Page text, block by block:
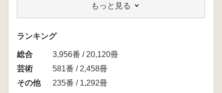
献,为汉藏文化融合、汉藏民族关系进一步发展
作出贡献。
本書は、300点に及ぶ高精細画像を用いて瞿
曇寺回廊壁画の細部から全体像までを鮮明に提
示し、あわせて研究的な解説によってその歴史
もっと見る
ランキング
総合
3,956番 / 20,120冊
芸術
581番 / 2,458冊
その他
235番 / 1,292冊